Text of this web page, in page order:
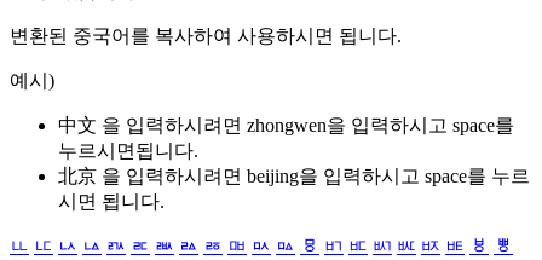
변환된 중국어를 복사하여 사용하시면 됩니다.
예시)
中文 을 입력하시려면 zhongwen을 입력하시고 space를
누르시면됩니다.
北京 을 입력하시려면 beijing을 입력하시고 space를 누르
시면 됩니다.
ㅥ ㅦ ㅧ ㅨ ㅩ ㅪ ㅫ ㅬ ㅭ ㅮ ㅯ ㅰ ㅱ ㅲ ㅳ ㅴ ㅵ ㅶ ㅷ ㅸ
ㅹ